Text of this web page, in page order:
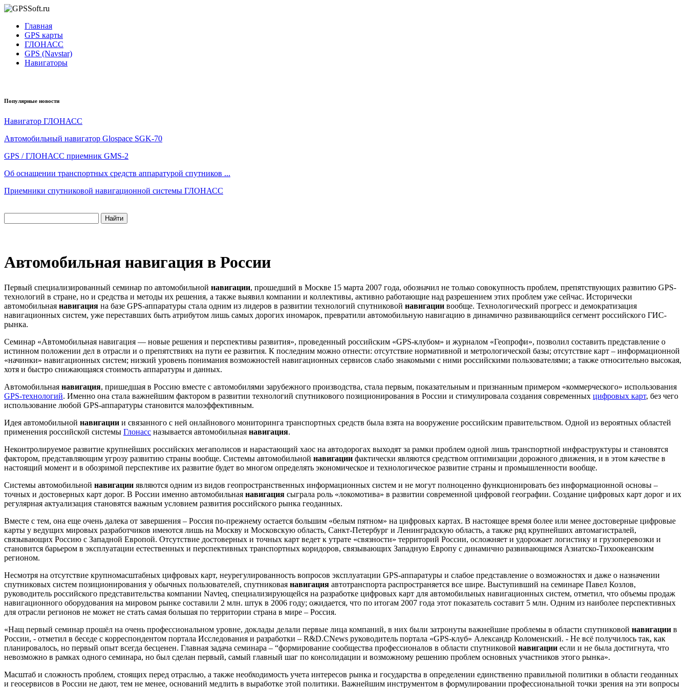
Главная
GPS карты
ГЛОНАСС
GPS (Navstar)
Навигаторы
Популярные новости
Навигатор ГЛОНАСС
Автомобильный навигатор Glospace SGK-70
GPS / ГЛОНАСС приемник GMS-2
Об оснащении транспортных средств аппаратурой спутников ...
Приемники спутниковой навигационной системы ГЛОНАСС
Автомобильная навигация в России
Первый специализированный семинар по автомобильной навигации, прошедший в Москве 15 марта 2007 года, обозначил не только совокупность проблем, препятствующих развитию GPS-
технологий в стране, но и средства и методы их решения, а также выявил компании и коллективы, активно работающие над разрешением этих проблем уже сейчас. Исторически
автомобильная навигация на базе GPS-аппаратуры стала одним из лидеров в развитии технологий спутниковой навигации вообще. Технологический прогресс и демократизация
навигационных систем, уже переставших быть атрибутом лишь самых дорогих иномарок, превратили автомобильную навигацию в динамично развивающийся сегмент российского ГИС-
рынка.
Семинар «Автомобильная навигация — новые решения и перспективы развития», проведенный российским «GPS-клубом» и журналом «Геопрофи», позволил составить представление о
истинном положении дел в отрасли и о препятствиях на пути ее развития. К последним можно отнести: отсутствие нормативной и метрологической базы; отсутствие карт – информационной
«начинки» навигационных систем; низкий уровень понимания возможностей навигационных сервисов слабо знакомыми с ними российскими пользователями; а также относительно высокая,
хотя и быстро снижающаяся стоимость аппаратуры и данных.
Автомобильная навигация, пришедшая в Россию вместе с автомобилями зарубежного производства, стала первым, показательным и признанным примером «коммерческого» использования
GPS-технологий. Именно она стала важнейшим фактором в развитии технологий спутникового позиционирования в России и стимулировала создания современных цифровых карт, без чего
использование любой GPS-аппаратуры становится малоэффективным.
Идея автомобильной навигации и связанного с ней онлайнового мониторинга транспортных средств была взята на вооружение российским правительством. Одной из вероятных областей
применения российской системы Глонасс называется автомобильная навигация.
Неконтролируемое развитие крупнейших российских мегаполисов и нарастающий хаос на автодорогах выходят за рамки проблем одной лишь транспортной инфраструктуры и становятся
фактором, представляющим угрозу развитию страны вообще. Системы автомобильной навигации фактически являются средством оптимизации дорожного движения, и в этом качестве в
настоящий момент и в обозримой перспективе их развитие будет во многом определять экономическое и технологическое развитие страны и промышленности вообще.
Системы автомобильной навигации являются одним из видов геопространственных информационных систем и не могут полноценно функционировать без информационной основы –
точных и достоверных карт дорог. В России именно автомобильная навигация сыграла роль «локомотива» в развитии современной цифровой географии. Создание цифровых карт дорог и их
регулярная актуализация становятся важным условием развития российского рынка геоданных.
Вместе с тем, она еще очень далека от завершения – Россия по-прежнему остается большим «белым пятном» на цифровых картах. В настоящее время более или менее достоверные цифровые
карты у ведущих мировых разработчиков имеются лишь на Москву и Московскую область, Санкт-Петербург и Ленинградскую область, а также ряд крупнейших автомагистралей,
связывающих Россию с Западной Европой. Отсутствие достоверных и точных карт ведет к утрате «связности» территорий России, осложняет и удорожает логистику и грузоперевозки и
становится барьером в эксплуатации естественных и перспективных транспортных коридоров, связывающих Западную Европу с динамично развивающимся Азиатско-Тихоокеанским
регионом.
Несмотря на отсутствие крупномасштабных цифровых карт, неурегулированность вопросов эксплуатации GPS-аппаратуры и слабое представление о возможностях и даже о назначении
спутниковых систем позиционирования у обычных пользователей, спутниковая навигация автотранспорта распространяется все шире. Выступивший на семинаре Павел Козлов,
руководитель российского представительства компании Navteq, специализирующейся на разработке цифровых карт для автомобильных навигационных систем, отметил, что объемы продаж
навигационного оборудования на мировом рынке составили 2 млн. штук в 2006 году; ожидается, что по итогам 2007 года этот показатель составит 5 млн. Одним из наиболее перспективных
для отрасли регионов не может не стать самая большая по территории страна в мире – Россия.
«Нащ первый семинар прошёл на очень профессиональном уровне, доклады делали первые лица компаний, в них были затронуты важнейшие проблемы в области спутниковой навигации в
России, - отметил в беседе с корреспондентом портала Исследования и разработки – R&D.CNews руководитель портала «GPS-клуб» Александр Коломенский. - Не всё получилось так, как
планировалось, но первый опыт всегда бесценен. Главная задача семинара – “формирование сообщества профессионалов в области спутниковой навигации если и не была достигнута, что
невозможно в рамках одного семинара, но был сделан первый, самый главный шаг по консолидации и возможному решению проблем основных участников этого рынка».
Масштаб и сложность проблем, стоящих перед отраслью, а также необходимость учета интересов рынка и государства в определении единственно правильной политики в области геоданных
и геосервисов в России не дают, тем не менее, оснований медлить в выработке этой политики. Важнейшим инструментом в формулировании профессиональной точки зрения на эти вопросы